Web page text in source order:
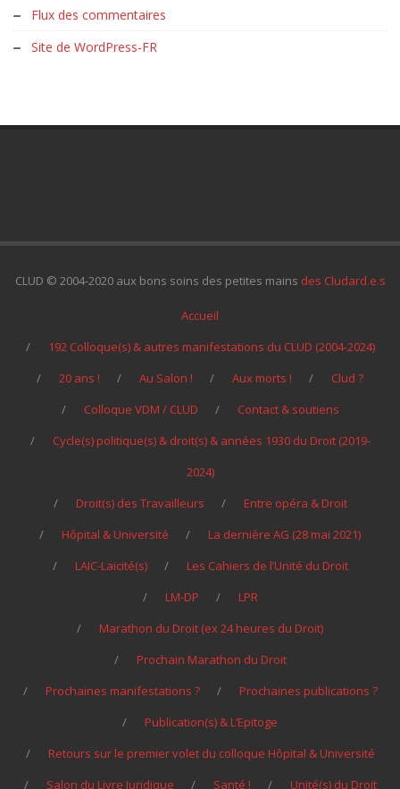
Flux des commentaires
Site de WordPress-FR
CLUD © 2004-2020 aux bons soins des petites mains des Cludard.e.s
Accueil
192 Colloque(s) & autres manifestations du CLUD (2004-2024)
20 ans !
Au Salon ! Aux morts !
Clud ?
Colloque VDM / CLUD
Contact & soutiens
Cycle(s) politique(s) & droit(s) & années 1930 du Droit (2019-
2024)
Droit(s) des Travailleurs
Entre opéra & Droit
Hôpital & Université
La dernière AG (28 mai 2021)
LAIC-Laïcité(s)
Les Cahiers de l’Unité du Droit
LM-DP
LPR
Marathon du Droit (ex 24 heures du Droit)
Prochain Marathon du Droit
Prochaines manifestations ?
Prochaines publications ?
Publication(s) & L’Epitoge
Retours sur le premier volet du colloque Hôpital & Université
Salon du Livre Juridique
Santé ! Unité(s) du Droit